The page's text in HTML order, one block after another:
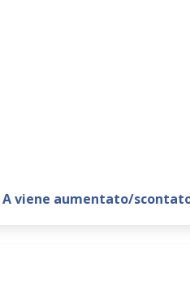
viene aumentato/